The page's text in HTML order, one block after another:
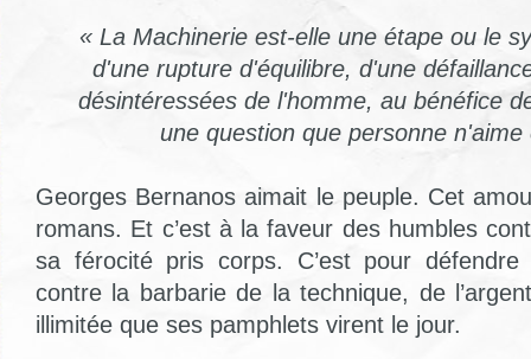
« La Machinerie est-elle une étape ou le
d'une rupture d'équilibre, d'une
désintéressées de l'homme, au bénéfice
une question que personne
Georges Bernanos aimait le peuple. Cet
romans. Et c’est à la faveur des humbles
sa férocité pris corps. C’est pour
contre la barbarie de la technique, de
illimitée que ses pamphlets virent le jour.